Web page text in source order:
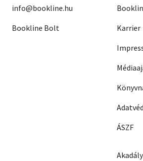
info@bookline.hu
Bookline Bolt
Karrier
ÁSZF